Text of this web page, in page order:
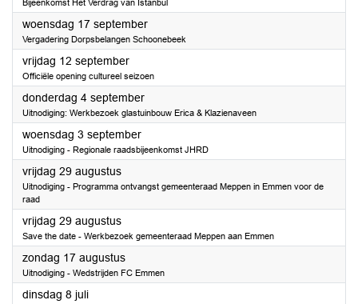
Bijeenkomst Het Verdrag van Istanbul
woensdag 17 september2025
Vergadering Dorpsbelangen Schoonebeek
vrijdag 12 september2025
Officiële opening cultureel seizoen
donderdag 4 september2025
Uitnodiging: Werkbezoek glastuinbouw Erica & Klazienaveen
woensdag 3 september2025
Uitnodiging - Regionale raadsbijeenkomst JHRD
vrijdag 29 augustus2025
Uitnodiging - Programma ontvangst gemeenteraad Meppen in Emmen voor de
raad
vrijdag 29 augustus2025
Save the date - Werkbezoek gemeenteraad Meppen aan Emmen
zondag 17 augustus2025
Uitnodiging - Wedstrijden FC Emmen
dinsdag 8 juli2025